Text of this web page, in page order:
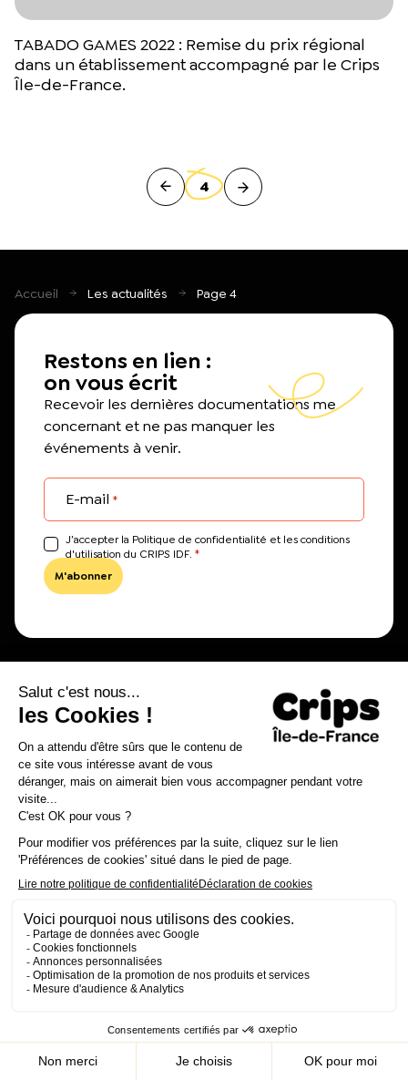
Rechercher
TABADO GAMES 2022 : Remise du prix régional
dans un établissement accompagné par le Crips
Île-de-France.
4
Accueil Les actualités Page 4
Restons en lien :
on vous écrit
Recevoir les dernières documentations me
concernant et ne pas manquer les
événements à venir.
E-mail *
J’accepter la Politique de confidentialité et les conditions
d'utilisation du CRIPS IDF. *
Le Crips Île-de-France, association déclarée
d’intérêt général et organisme associé de la
Région Île-de-France, est un acteur reconnu en
santé, ainsi que dans la lutte contre le VIH/sida.
Presse Nous rejoindre